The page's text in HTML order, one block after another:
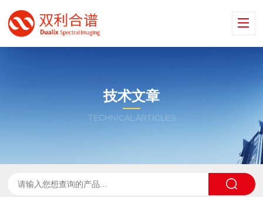
技术文章
TECHNICAL ARTICLES